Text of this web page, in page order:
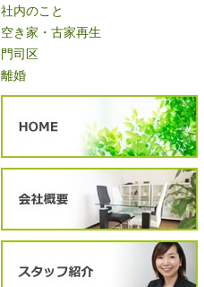
社内のこと
空き家・古家再生
門司区
離婚